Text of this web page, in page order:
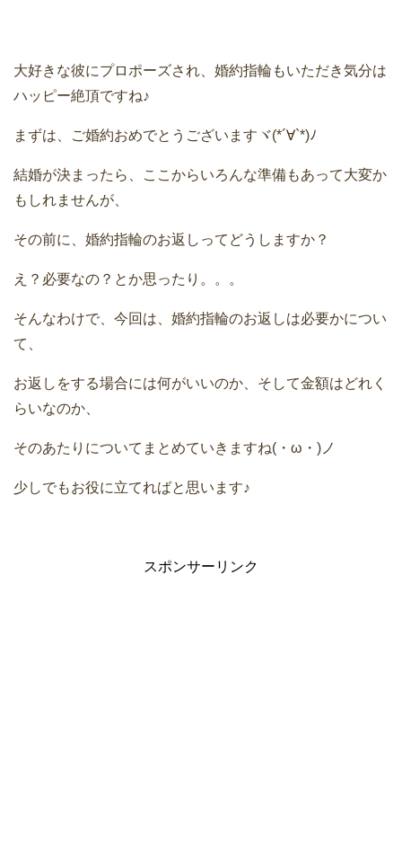
大好きな彼にプロポーズされ、婚約指輪もいただき気分は
ハッピー絶頂ですね♪
まずは、ご婚約おめでとうございますヾ(*´∀`*)ﾉ
結婚が決まったら、ここからいろんな準備もあって大変か
もしれませんが、
その前に、婚約指輪のお返しってどうしますか？
え？必要なの？とか思ったり。。。
そんなわけで、今回は、婚約指輪のお返しは必要かについ
て、
お返しをする場合には何がいいのか、そして金額はどれく
らいなのか、
そのあたりについてまとめていきますね(・ω・)ノ
少しでもお役に立てればと思います♪
スポンサーリンク